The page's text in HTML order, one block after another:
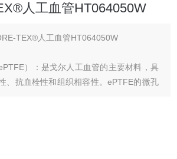
人工血管HT064050W
TEX®人工血管HT064050W
）：是戈尔人工血管的主要材料，具
、抗血栓性和组织相容性。ePTFE的微孔
如在GORE® PROPATEN® 人工血管和
风险